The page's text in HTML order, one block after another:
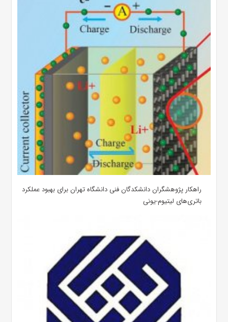
راهکار پژوهشگران دانشکدگان فنی دانشگاه تهران برای بهبود عملکرد
باتری‌های لیتیوم-یونی